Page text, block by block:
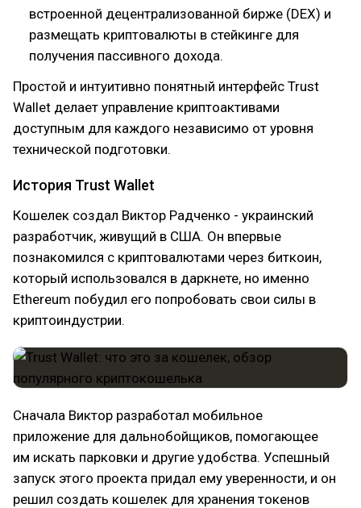
встроенной децентрализованной бирже (DEX) и
размещать криптовалюты в стейкинге для
получения пассивного дохода.
Простой и интуитивно понятный интерфейс Trust
Wallet делает управление криптоактивами
доступным для каждого независимо от уровня
технической подготовки.
История Trust Wallet
Кошелек создал Виктор Радченко - украинский
разработчик, живущий в США. Он впервые
познакомился с криптовалютами через биткоин,
который использовался в даркнете, но именно
Ethereum побудил его попробовать свои силы в
криптоиндустрии.
Сначала Виктор разработал мобильное
приложение для дальнобойщиков, помогающее
им искать парковки и другие удобства. Успешный
запуск этого проекта придал ему уверенности, и он
решил создать кошелек для хранения токенов